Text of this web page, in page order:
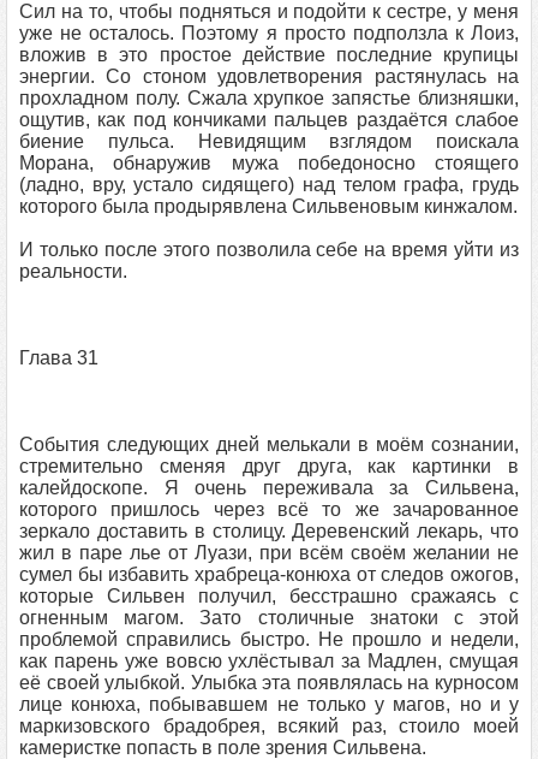
Сил на то, чтобы подняться и подойти к сестре, у меня
уже не осталось. Поэтому я просто подползла к Лоиз,
вложив в это простое действие последние крупицы
энергии. Со стоном удовлетворения растянулась на
прохладном полу. Сжала хрупкое запястье близняшки,
ощутив, как под кончиками пальцев раздаётся слабое
биение пульса. Невидящим взглядом поискала
Морана, обнаружив мужа победоносно стоящего
(ладно, вру, устало сидящего) над телом графа, грудь
которого была продырявлена Сильвеновым кинжалом.
И только после этого позволила себе на время уйти из
реальности.
Глава 31
События следующих дней мелькали в моём сознании,
стремительно сменяя друг друга, как картинки в
калейдоскопе. Я очень переживала за Сильвена,
которого пришлось через всё то же зачарованное
зеркало доставить в столицу. Деревенский лекарь, что
жил в паре лье от Луази, при всём своём желании не
сумел бы избавить храбреца-конюха от следов ожогов,
которые Сильвен получил, бесстрашно сражаясь с
огненным магом. Зато столичные знатоки с этой
проблемой справились быстро. Не прошло и недели,
как парень уже вовсю ухлёстывал за Мадлен, смущая
её своей улыбкой. Улыбка эта появлялась на курносом
лице конюха, побывавшем не только у магов, но и у
маркизовского брадобрея, всякий раз, стоило моей
камеристке попасть в поле зрения Сильвена.